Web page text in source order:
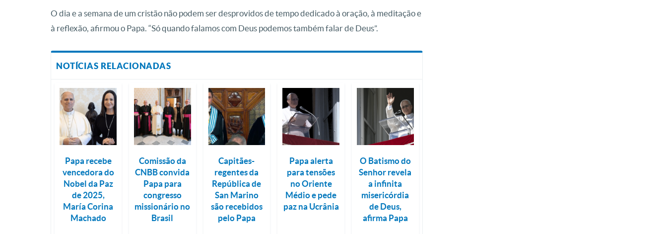
O dia e a semana de um cristão não podem ser desprovidos de tempo dedicado à oração, à meditação e
à reflexão, afirmou o Papa. “Só quando falamos com Deus podemos também falar de Deus”.
NOTÍCIAS RELACIONADAS
Papa recebe
vencedora do
Nobel da Paz
de 2025,
María Corina
Machado
Comissão da
CNBB convida
Papa para
congresso
missionário no
Brasil
Capitães-
regentes da
República de
San Marino
são recebidos
pelo Papa
Papa alerta
para tensões
no Oriente
Médio e pede
paz na Ucrânia
O Batismo do
Senhor revela
a infinita
misericórdia
de Deus,
afirma Papa